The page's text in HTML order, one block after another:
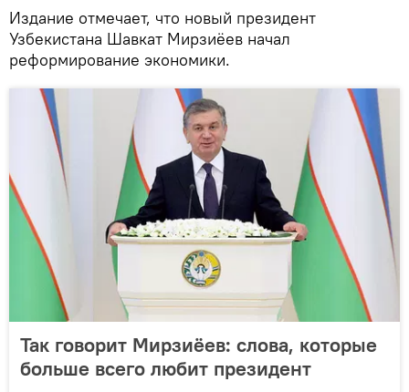
Издание отмечает, что новый президент
Узбекистана Шавкат Мирзиёев начал
реформирование экономики.
Так говорит Мирзиёев: слова, которые
больше всего любит президент